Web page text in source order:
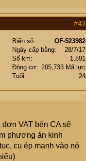
#43
Biển số
OF-523982
Ngày cấp bằng
28/7/17
Số km
1,891
Động cơ
205,733 Mã lực
Tuổi
24
VAT bên CA sẽ
phương án kinh
cụ ép mạnh vào nó